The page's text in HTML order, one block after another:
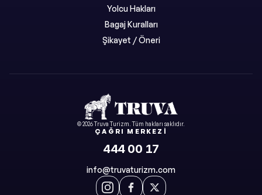
Yolcu Hakları
Bagaj Kuralları
Şikayet / Öneri
©2026Truva Turizm . Tüm hakları saklıdır.
ÇAĞRI MERKEZI
444 00 17
info@truvaturizm.com